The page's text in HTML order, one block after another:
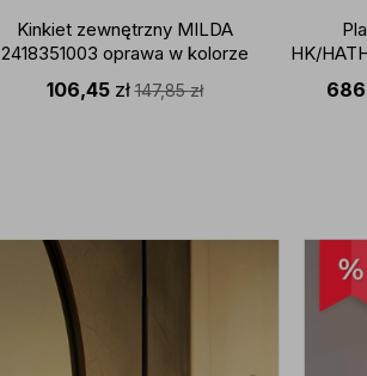
Kinkiet zewnętrzny MILDA
2418351003 oprawa w kolorze
czarnym NORDLUX
106,45 zł 147,85zł
HK/